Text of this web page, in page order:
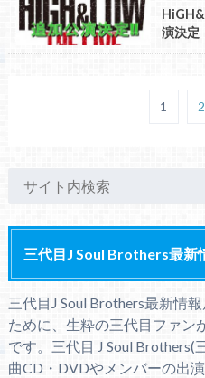
演決定
1 2
三代目J Soul Brothers最新
三代目J Soul Brothers最新情
ために、生粋の三代目ファン
です。三代目 J Soul Brothers(
曲CD・DVDやメンバーの出